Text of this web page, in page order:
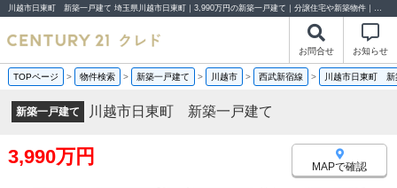
川越市日東町 新築一戸建て 埼玉県川越市日東町｜3,990万円の新築一戸建て｜分譲住宅や新築物件｜センチュリー21クレド
お問合せ お知らせ
TOPページ > 物件検索 > 新築一戸建て > 川越市 > 西武新宿線 > 川越市日東町 新
新築一戸建て 川越市日東町 新築一戸建て
3,990万円 MAPで確認